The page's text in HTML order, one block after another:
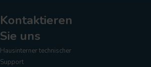
Kontaktieren
Sie uns
Hausinterner technischer
Support